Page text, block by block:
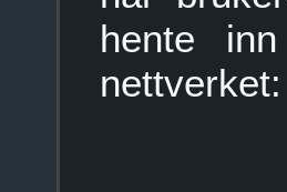
hente
nettverket: